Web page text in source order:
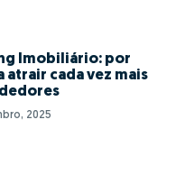
Imobiliário: por
atrair cada vez mais
2025